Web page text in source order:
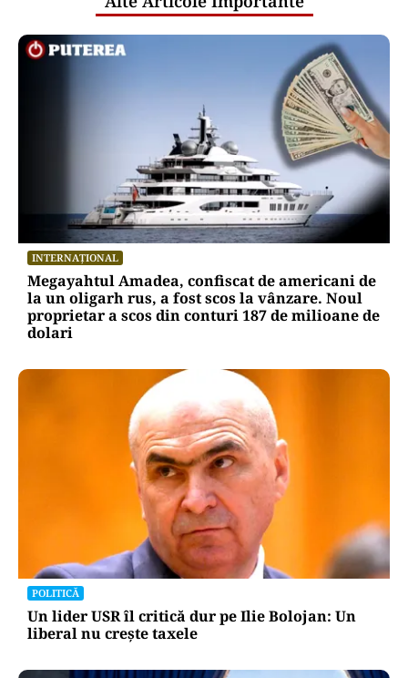
INTERNAȚIONAL
Megayahtul Amadea, confiscat de americani de
la un oligarh rus, a fost scos la vânzare. Noul
proprietar a scos din conturi 187 de milioane de
dolari
POLITICĂ
Un lider USR îl critică dur pe Ilie Bolojan: Un
liberal nu crește taxele